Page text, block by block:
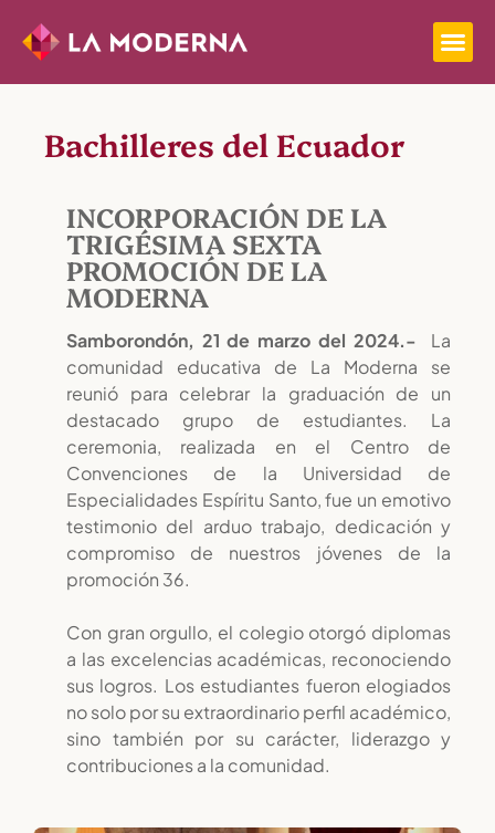
Bachilleres del Ecuador
INCORPORACIÓN DE LA
TRIGÉSIMA SEXTA
PROMOCIÓN DE LA
MODERNA
Samborondón, 21 de marzo del 2024.- La
comunidad educativa de La Moderna se
reunió para celebrar la graduación de un
destacado grupo de estudiantes. La
ceremonia, realizada en el Centro de
Convenciones de la Universidad de
Especialidades Espíritu Santo, fue un emotivo
testimonio del arduo trabajo, dedicación y
compromiso de nuestros jóvenes de la
promoción 36.
Con gran orgullo, el colegio otorgó diplomas
a las excelencias académicas, reconociendo
sus logros. Los estudiantes fueron elogiados
no solo por su extraordinario perfil académico,
sino también por su carácter, liderazgo y
contribuciones a la comunidad.